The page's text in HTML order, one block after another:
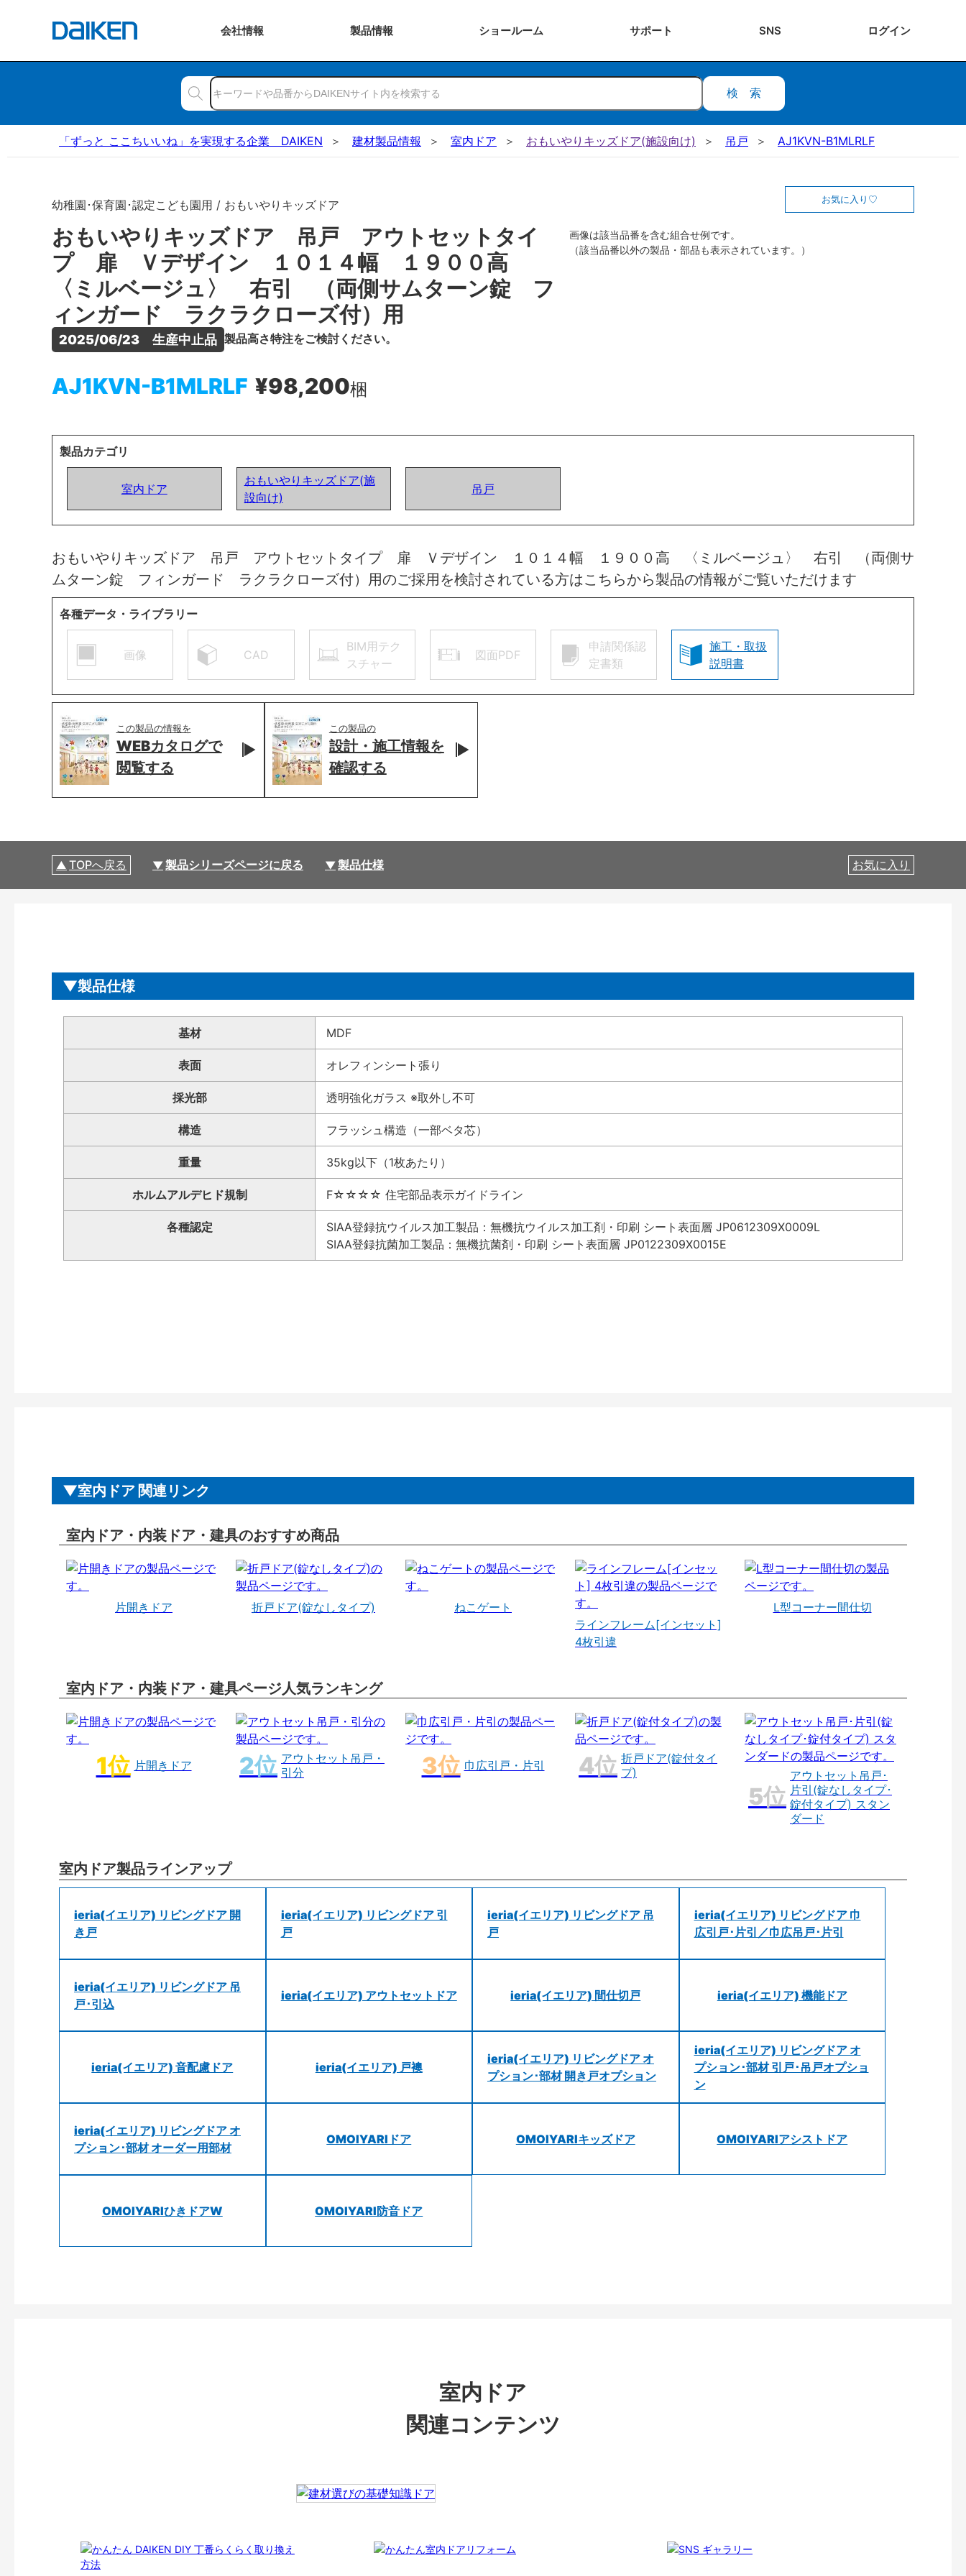
会社情報 製品情報 ショールーム サポート SNS ログイン
検索
「ずっと ここちいいね」を実現する企業 DAIKEN 建材製品情報 室内ドア おもいやりキッズドア(施設向け) 吊戸 AJ1KVN-B1MLRLF
幼稚園･保育園･認定こども園用 / おもいやりキッズドア
おもいやりキッズドア 吊戸 アウトセットタイ
プ 扉 Ｖデザイン １０１４幅 １９００高
〈ミルベージュ〉 右引 （両側サムターン錠 フ
ィンガード ラクラクローズ付）用
2025/06/23　生産中止品 製品高さ特注をご検討ください。
AJ1KVN-B1MLRLF ¥98,200梱
お気に入り
画像は該当品番を含む組合せ例です。
（該当品番以外の製品・部品も表示されています。）
製品カテゴリ
室内ドア
おもいやりキッズドア(施
設向け)
吊戸
おもいやりキッズドア 吊戸 アウトセットタイプ 扉 Ｖデザイン １０１４幅 １９００高 〈ミルベージュ〉 右引 （両側サ
ムターン錠 フィンガード ラクラクローズ付）用のご採用を検討されている方はこちらから製品の情報がご覧いただけます
各種データ・ライブラリー
画像 CAD
BIM用テク
スチャー
図面PDF
申請関係認
定書類
施工・取扱
説明書
この製品の情報を
WEBカタログで
閲覧する
この製品の
設計・施工情報を
確認する
TOPへ戻る 製品シリーズページに戻る 製品仕様 お気に入り
製品仕様
基材 MDF
表面 オレフィンシート張り
採光部 透明強化ガラス ※取外し不可
構造 フラッシュ構造（一部ベタ芯）
重量 35kg以下（1枚あたり）
ホルムアルデヒド規制 F☆☆☆☆ 住宅部品表示ガイドライン
各種認定
SIAA登録抗ウイルス加工製品：無機抗ウイルス加工剤・印刷 シート表面層 JP0612309X0009L
SIAA登録抗菌加工製品：無機抗菌剤・印刷 シート表面層 JP0122309X0015E
室内ドア 関連リンク
室内ドア・内装ドア・建具のおすすめ商品
片開きドア 折戸ドア(錠なしタイプ)
ねこゲート
ラインフレーム[インセット]
4枚引違
L型コーナー間仕切
室内ドア・内装ドア・建具ページ人気ランキング
片開きドア
アウトセット吊戸・
引分
巾広引戸・片引
折戸ドア(錠付タイ
プ)
アウトセット吊戸･
片引(錠なしタイプ･
錠付タイプ) スタン
ダード
室内ドア製品ラインアップ
ieria(イエリア) リビングドア 開
き戸
ieria(イエリア) リビングドア 引
戸
ieria(イエリア) リビングドア 吊
戸
ieria(イエリア) リビングドア 巾
広引戸･片引／巾広吊戸･片引
ieria(イエリア) リビングドア 吊
戸･引込
ieria(イエリア) アウトセットドア ieria(イエリア) 間仕切戸 ieria(イエリア) 機能ドア
ieria(イエリア) 音配慮ドア ieria(イエリア) 戸襖
ieria(イエリア) リビングドア オ
プション･部材 開き戸オプション
ieria(イエリア) リビングドア オ
プション･部材 引戸･吊戸オプショ
ン
ieria(イエリア) リビングドア オ
プション･部材 オーダー用部材
OMOIYARIドア OMOIYARIキッズドア OMOIYARIアシストドア
OMOIYARIひきドアW OMOIYARI防音ドア
室内ドア
関連コンテンツ